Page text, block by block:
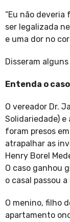
“Eu não deveria
ser legalizada
e uma dor no
Disseram
Entenda o
O vereador Dr.
Solidariedade) e
foram presos
atrapalhar as
Henry Borel
O caso ganhou
o casal passou
O menino, filho
apartamento